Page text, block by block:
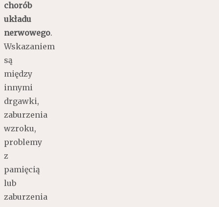
chorób
układu
nerwowego.
Wskazaniem
są
między
innymi
drgawki,
zaburzenia
wzroku,
problemy
z
pamięcią
lub
zaburzenia